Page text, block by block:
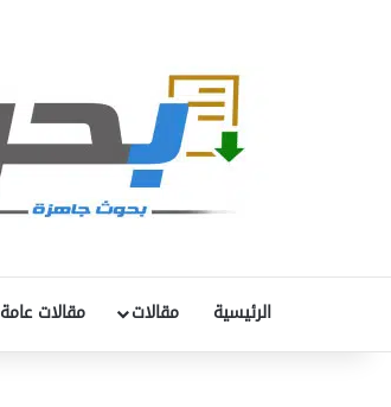
الرئيسية مقالات مقالات عامة